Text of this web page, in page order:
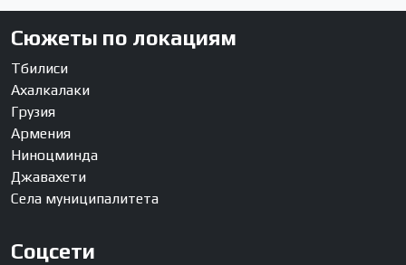
Сюжеты по локациям
Тбилиси
Ахалкалаки
Грузия
Армения
Ниноцминда
Джавахети
Села муниципалитета
Соцсети